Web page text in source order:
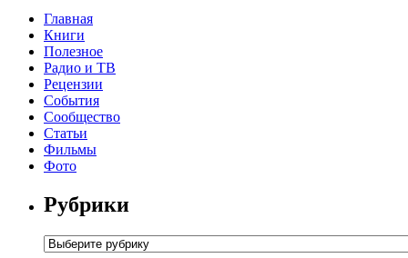
Главная
Книги
Полезное
Радио и ТВ
Рецензии
События
Сообщество
Статьи
Фильмы
Фото
Рубрики